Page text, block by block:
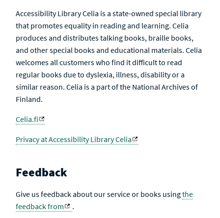
Accessibility Library Celia is a state-owned special library
that promotes equality in reading and learning. Celia
produces and distributes talking books, braille books,
and other special books and educational materials. Celia
welcomes all customers who find it difficult to read
regular books due to dyslexia, illness, disability or a
similar reason. Celia is a part of the National Archives of
Finland.
Celia.fi
Privacy at Accessibility Library Celia
Feedback
Give us feedback about our service or books usingthe
feedback from
.